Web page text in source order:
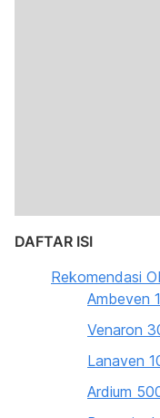
DAFTAR ISI
Rekomendasi
Ambeven
Venaron
Lanaven
Ardium